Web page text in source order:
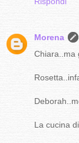
Morena
Chiara..ma
La cucina